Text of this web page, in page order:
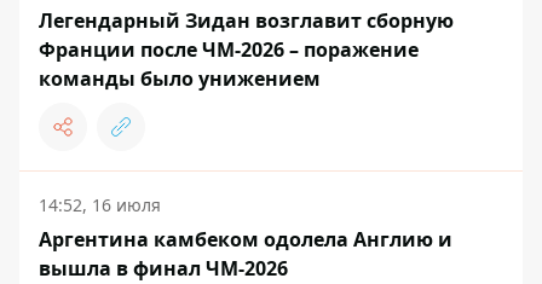
Легендарный Зидан возглавит сборную
Франции после ЧМ-2026 – поражение
команды было унижением
14:52, 16 июля
Аргентина камбеком одолела Англию и
вышла в финал ЧМ-2026